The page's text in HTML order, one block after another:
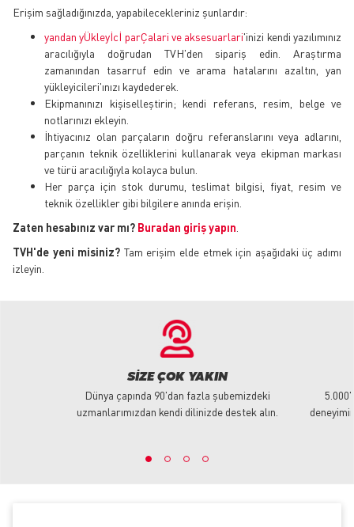
Erişim sağladığınızda, yapabilecekleriniz şunlardır:
yandan yÜkleyİcİ parÇalari ve aksesuarlari'inizi kendi yazılımınız
aracılığıyla doğrudan TVH'den sipariş edin. Araştırma
zamanından tasarruf edin ve arama hatalarını azaltın, yan
yükleyicileri'ınızı kaydederek.
Ekipmanınızı kişiselleştirin; kendi referans, resim, belge ve
notlarınızı ekleyin.
İhtiyacınız olan parçaların doğru referanslarını veya adlarını,
parçanın teknik özelliklerini kullanarak veya ekipman markası
ve türü aracılığıyla kolayca bulun.
Her parça için stok durumu, teslimat bilgisi, fiyat, resim ve
teknik özellikler gibi bilgilere anında erişin.
Zaten hesabınız var mı? Buradan giriş yapın
TVH'de yeni misiniz? Tam erişim elde etmek için aşağıdaki üç adımı
izleyin.
SIZE ÇOK YAKIN
Dünya çapında 90'dan fazla şubemizdeki
uzmanlarımızdan kendi dilinizde destek alın.